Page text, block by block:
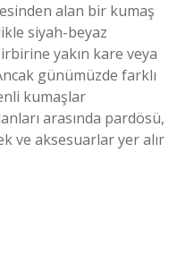
alan bir kumaş
siyah-beyaz
yakın kare veya
günümüzde farklı
kumaşlar
arasında pardösü,
ve aksesuarlar yer alır